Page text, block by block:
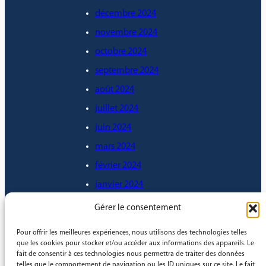
Gérer le consentement
Pour offrir les meilleures expériences, nous utilisons des technologies telles
que les cookies pour stocker et/ou accéder aux informations des appareils. Le
fait de consentir à ces technologies nous permettra de traiter des données
décembre 2024
novembre 2024
octobre 2024
septembre 2024
août 2024
juillet 2024
juin 2024
mars 2024
février 2024
janvier 2024
décembre 2023
octobre 2023
septembre 2023